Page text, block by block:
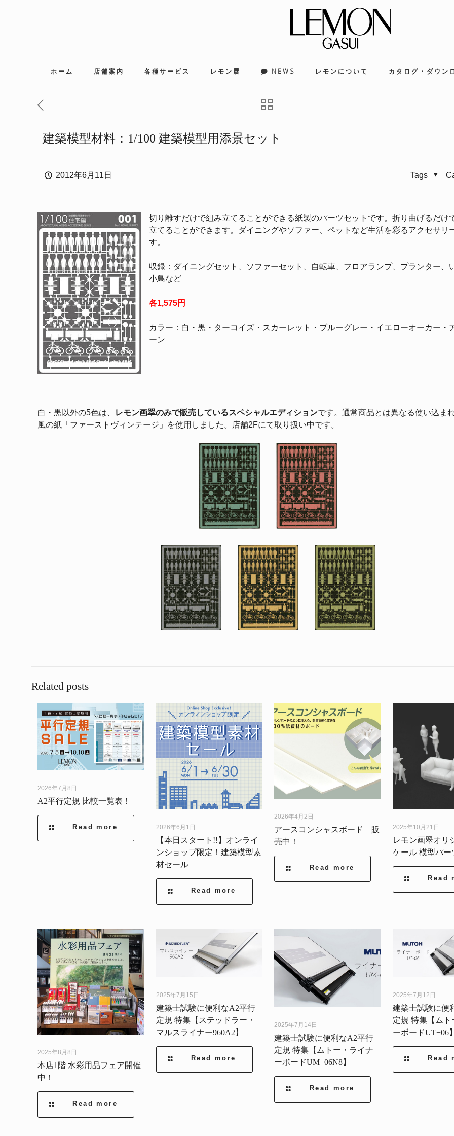
ホーム 店舗案内 各種サービス レモン展 NEWS レモンについて カタログ・ダウン
建築模型材料：1/100 建築模型用添景セット
2012年6月11日 Tags
切り離すだけで組み立てることができる紙製のパーツセットです。折り曲げるだけ
立てることができます。ダイニングやソファー、ペットなど生活を彩るアクセサリ
す。
収録：ダイニングセット、ソファーセット、自転車、フロアランプ、プランター、
小鳥など
各1,575円
カラー：白・黒・ターコイズ・スカーレット・ブルーグレー・イエローオーカー・
ーン
白・黒以外の5色は、 レモン画翠のみで販売しているスペシャルエディションです。通常商品とは異なる使い込ま
風の紙「ファーストヴィンテージ」を使用しました。店舗2Fにて取り扱い中です。
Related posts
2026年7月8日
A2平行定規 比較一覧表！
Read more 2026年6月1日
【本日スタート!!】オンライ
ンショップ限定！建築模型素
材セール
Read more
2026年4月2日
アースコンシャスボード 販
売中！
Read more
2025年10月21日
レモン画翠オリ
ケール 模型パー
Read
2025年8月8日
本店1階 水彩用品フェア開催
中！
Read more
2025年7月15日
建築士試験に便利なA2平行
定規 特集【ステッドラー・
マルスライナー960A2】
Read more
2025年7月14日
建築士試験に便利なA2平行
定規 特集【ムトー・ライナ
ーボードUM−06N8】
Read more
2025年7月12日
建築士試験に便
定規 特集【ムト
ーボードUT−06】
Read